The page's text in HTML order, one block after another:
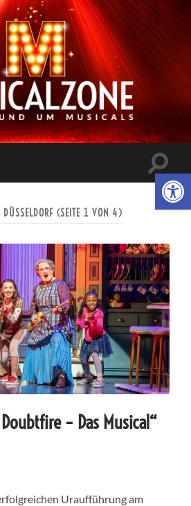
Musicalzone.de
ein-/
DÜSSELDORF (SEITE 1 VON 4)
– Das Musical“
Uraufführung am